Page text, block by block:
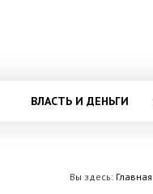
ВЛАСТЬ И ДЕНЬГИ
Вы здесь: Главная